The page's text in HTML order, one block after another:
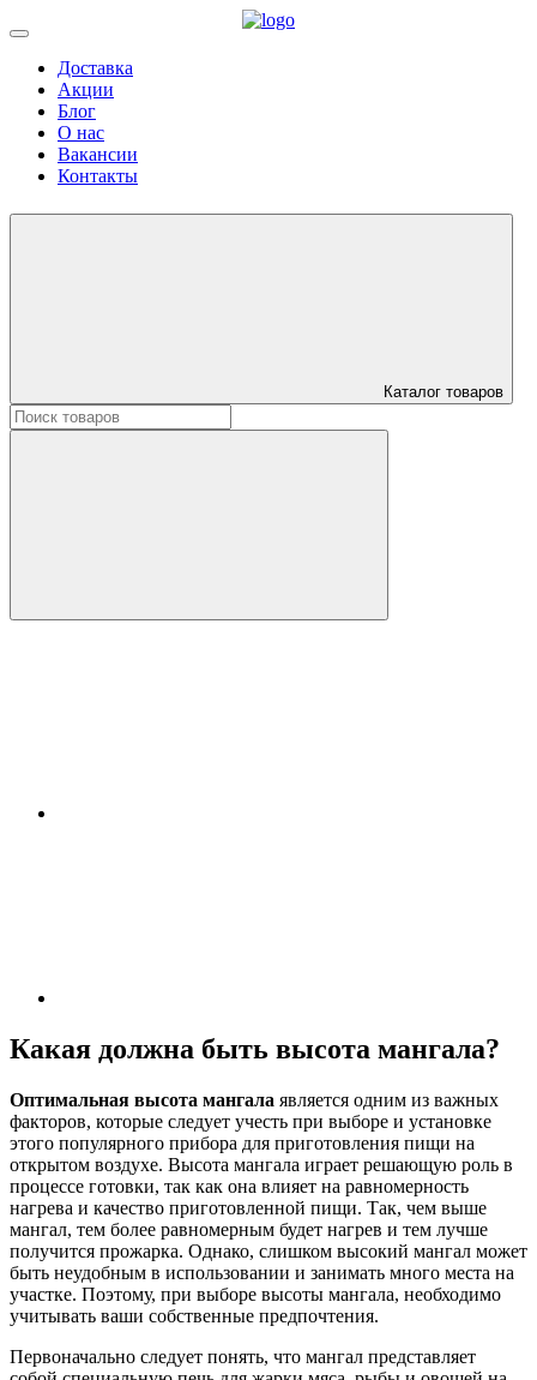
Доставка
Акции
Блог
О нас
Вакансии
Контакты
Каталог товаров
Искать:
Какая должна быть высота мангала?
Оптимальная высота мангала является одним из важных
факторов, которые следует учесть при выборе и установке
этого популярного прибора для приготовления пищи на
открытом воздухе. Высота мангала играет решающую роль в
процессе готовки, так как она влияет на равномерность
нагрева и качество приготовленной пищи. Так, чем выше
мангал, тем более равномерным будет нагрев и тем лучше
получится прожарка. Однако, слишком высокий мангал может
быть неудобным в использовании и занимать много места на
участке. Поэтому, при выборе высоты мангала, необходимо
учитывать ваши собственные предпочтения.
Первоначально следует понять, что мангал представляет